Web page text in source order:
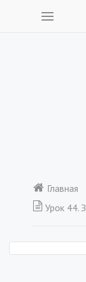
Главная
Урок 44.